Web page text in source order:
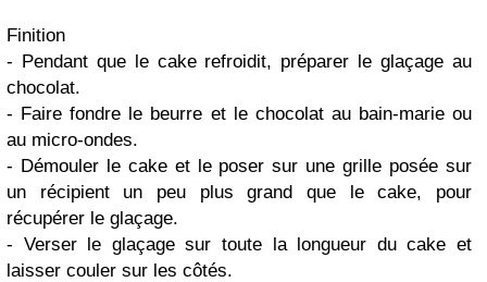
Finition
- Pendant que le cake refroidit, préparer le glaçage au
chocolat.
- Faire fondre le beurre et le chocolat au bain-marie ou
au micro-ondes.
- Démouler le cake et le poser sur une grille posée sur
un récipient un peu plus grand que le cake, pour
récupérer le glaçage.
- Verser le glaçage sur toute la longueur du cake et
laisser couler sur les côtés.